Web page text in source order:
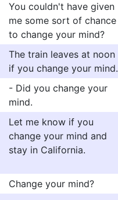
You couldn't have given
me some sort of chance
to change your mind?
The train leaves at noon
if you change your mind.
- Did you change your
mind.
Let me know if you
change your mind and
stay in California.
Change your mind?